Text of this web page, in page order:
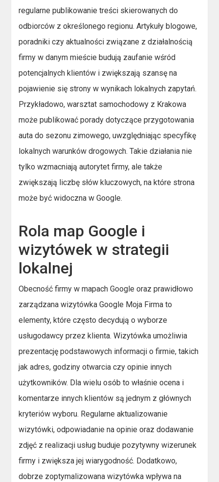
regularne publikowanie treści skierowanych do
odbiorców z określonego regionu. Artykuły blogowe,
poradniki czy aktualności związane z działalnością
firmy w danym mieście budują zaufanie wśród
potencjalnych klientów i zwiększają szansę na
pojawienie się strony w wynikach lokalnych zapytań.
Przykładowo, warsztat samochodowy z Krakowa
może publikować porady dotyczące przygotowania
auta do sezonu zimowego, uwzględniając specyfikę
lokalnych warunków drogowych. Takie działania nie
tylko wzmacniają autorytet firmy, ale także
zwiększają liczbę słów kluczowych, na które strona
może być widoczna w Google.
Rola map Google i
wizytówek w strategii
lokalnej
Obecność firmy w mapach Google oraz prawidłowo
zarządzana wizytówka Google Moja Firma to
elementy, które często decydują o wyborze
usługodawcy przez klienta. Wizytówka umożliwia
prezentację podstawowych informacji o firmie, takich
jak adres, godziny otwarcia czy opinie innych
użytkowników. Dla wielu osób to właśnie ocena i
komentarze innych klientów są jednym z głównych
kryteriów wyboru. Regularne aktualizowanie
wizytówki, odpowiadanie na opinie oraz dodawanie
zdjęć z realizacji usług buduje pozytywny wizerunek
firmy i zwiększa jej wiarygodność. Dodatkowo,
dobrze zoptymalizowana wizytówka wpływa na